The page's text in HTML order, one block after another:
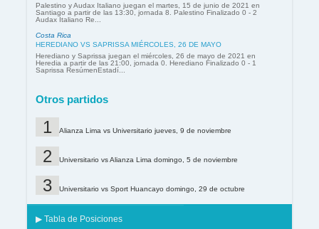
Palestino y Audax Italiano juegan el martes, 15 de junio de 2021 en
Santiago a partir de las 13:30, jornada 8. Palestino Finalizado 0 - 2
Audax Italiano Re...
Costa Rica
HEREDIANO VS SAPRISSA MIÉRCOLES, 26 DE MAYO
Herediano y Saprissa juegan el miércoles, 26 de mayo de 2021 en
Heredia a partir de las 21:00, jornada 0. Herediano Finalizado 0 - 1
Saprissa ResúmenEstadí...
Otros partidos
Alianza Lima vs Universitario jueves, 9 de noviembre
Universitario vs Alianza Lima domingo, 5 de noviembre
Universitario vs Sport Huancayo domingo, 29 de octubre
▶ Tabla de Posiciones